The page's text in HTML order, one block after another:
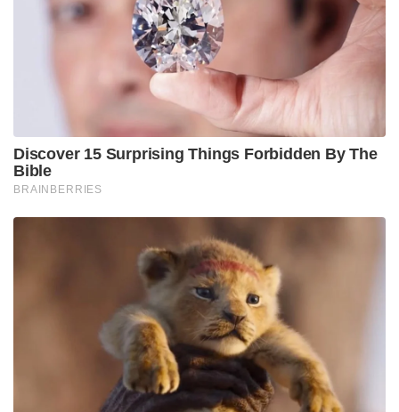
Discover 15 Surprising Things Forbidden By The
Bible
BRAINBERRIES